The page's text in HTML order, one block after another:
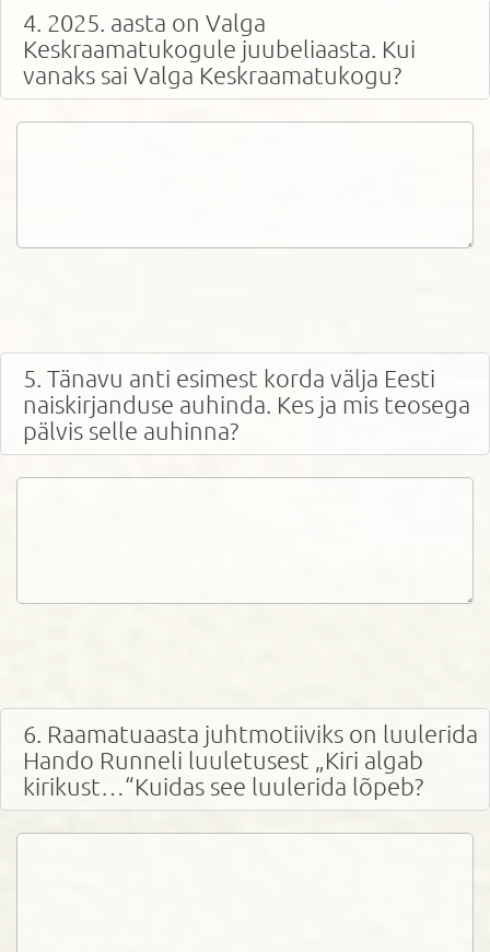
4. 2025. aasta on Valga
Keskraamatukogule juubeliaasta. Kui
vanaks sai Valga Keskraamatukogu?
5. Tänavu anti esimest korda välja Eesti
naiskirjanduse auhinda. Kes ja mis teosega
pälvis selle auhinna?
6. Raamatuaasta juhtmotiiviks on luulerida
Hando Runneli luuletusest „Kiri algab
kirikust…“Kuidas see luulerida lõpeb?